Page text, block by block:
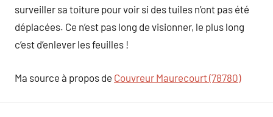
surveiller sa toiture pour voir si des tuiles n’ont pas été
déplacées. Ce n’est pas long de visionner, le plus long
c’est d’enlever les feuilles !
Ma source à propos de Couvreur Maurecourt (78780)